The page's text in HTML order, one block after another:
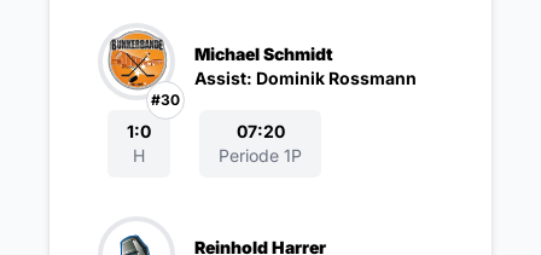
#30
Michael Schmidt
Assist: Dominik Rossmann
1:0
H
07:20
Periode 1P
Reinhold Harrer